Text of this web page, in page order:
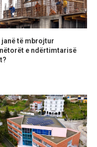
janë të mbrojtur
e ndërtimtarisë